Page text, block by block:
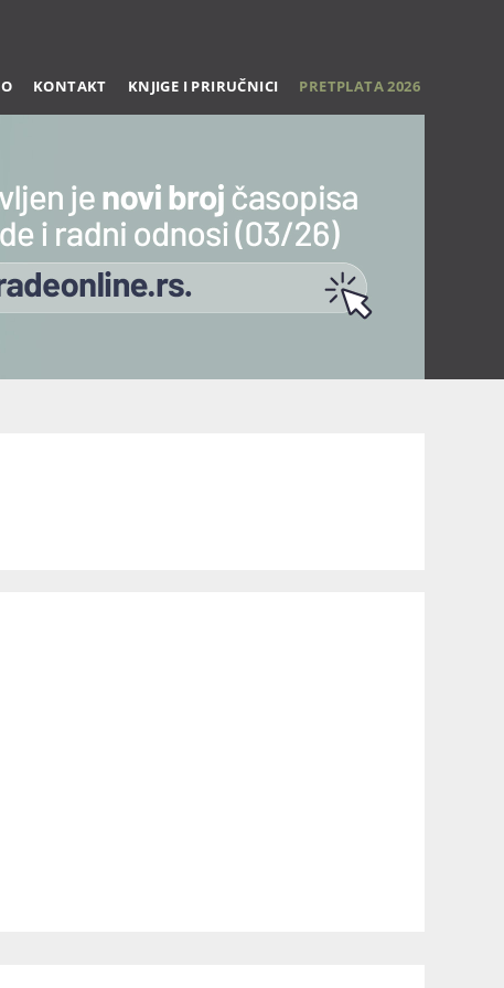
KONTAKT KNJIGE I PRIRUČNICI PRETPLATA 2026